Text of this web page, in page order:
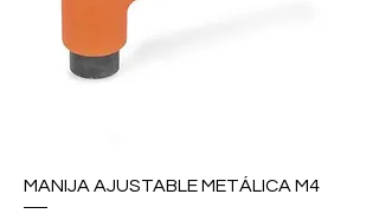
MANIJA AJUSTABLE METÁLICA M4